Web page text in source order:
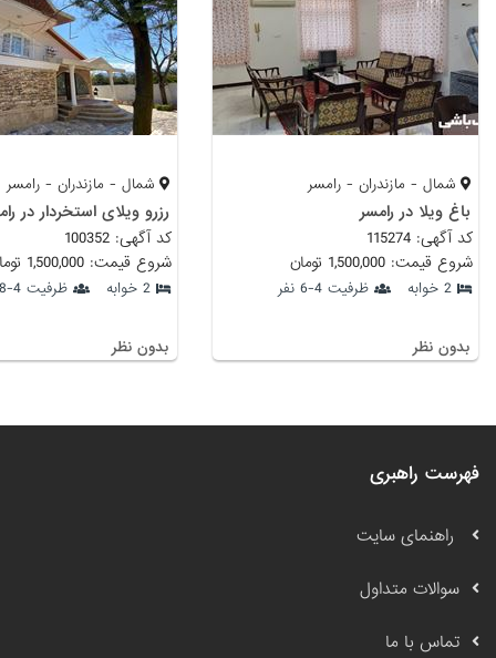
شمال - مازندران - رامسر
باغ ویلا در رامسر
کد آگهی: 115274
شروع قیمت: 1,500,000 تومان
2 خوابه ظرفیت 4-6 نفر
بدون نظر
شمال - مازندران - رامسر
رزرو ویلای استخردار در
کد آگهی: 100352
شروع قیمت: 1,500,000 تومان
2 خوابه ظرفیت 4-8 نفر
بدون نظر
فهرست راهبری
راهنمای سایت
سوالات متداول
تماس با ما